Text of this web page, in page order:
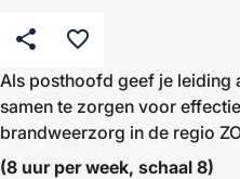
share favorite_border
Als posthoofd geef je leiding
samen te zorgen voor
brandweerzorg in de regio
(8 uur per week, schaal 8)